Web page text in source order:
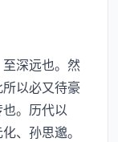
深远也。然
以必又待豪
。历代以
、孙思邈。